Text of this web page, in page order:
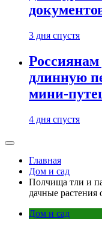
3 дня спустя
Россиянам
длинную
мини-
4 дня спустя
Главная
Дом и сад
Полчища тли и
дачные растения
Дом и сад